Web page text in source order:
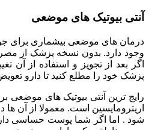
آنتی بیوتیک های موضعی
درمان های موضعی بیشماری برای
وجود دارد. بدون نسخه پزشک از
اگر بعد از تجویز و استفاده از آن
پزشک خود را مطلع کنید تا دارو
رایج ترین آنتی بیوتیک های موضعی
اریترومایسین است. معمولا از آن
شود . اما اگر شما پوست حساسی